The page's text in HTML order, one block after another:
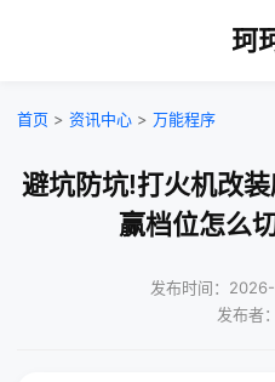
珂
首页 > 资讯中心 > 万能程序
避坑防坑!打火机改
赢档位怎么
发布时间：
发布者